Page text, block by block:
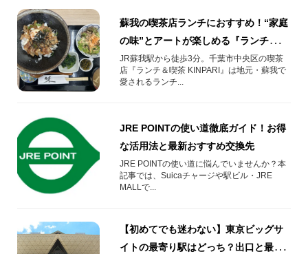
蘇我の喫茶店ランチにおすすめ！“家庭
の味”とアートが楽しめる『ランチ＆喫
茶 KINPARI』
JR蘇我駅から徒歩3分。千葉市中央区の喫茶
店『ランチ＆喫茶 KINPARI』は地元・蘇我で
愛されるランチ...
JRE POINTの使い道徹底ガイド！お得
な活用法と最新おすすめ交換先
JRE POINTの使い道に悩んでいませんか？本
記事では、Suicaチャージや駅ビル・JRE
MALLで...
【初めてでも迷わない】東京ビッグサ
イトの最寄り駅はどっち？出口と最速